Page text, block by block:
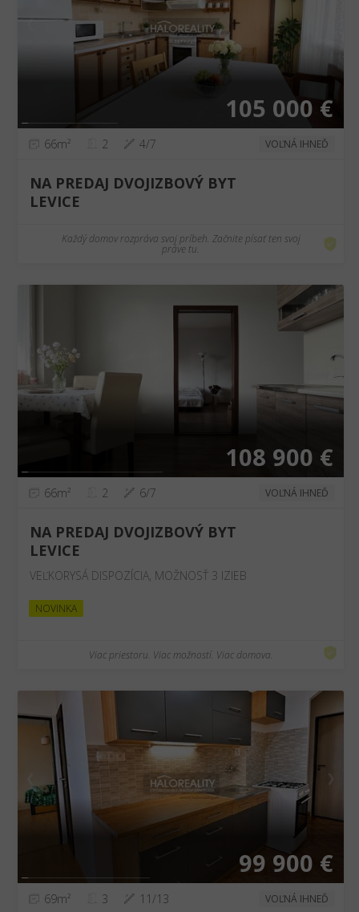
❮
105 000 €
66m² 2 4/7 VOĽNÁ IHNEĎ
NA PREDAJ DVOJIZBOVÝ BYT
LEVICE
Každý domov rozpráva svoj príbeh. Začnite písať ten svoj
práve tu.
❮
108 900 €
66m² 2 6/7 VOĽNÁ IHNEĎ
NA PREDAJ DVOJIZBOVÝ BYT
LEVICE
VEĽKORYSÁ DISPOZÍCIA, MOŽNOSŤ 3 IZIEB
NOVINKA
Viac priestoru. Viac možností. Viac domova.
99 900 €
69m² 3 11/13 VOĽNÁ IHNEĎ